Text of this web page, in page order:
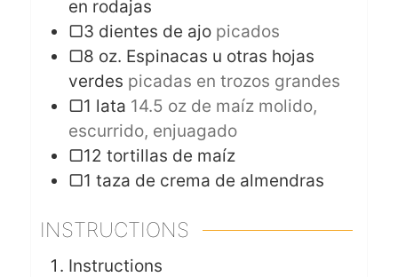
en rodajas
▢3 dientes de ajo picados
▢8 oz. Espinacas u otras hojas
verdes picadas en trozos grandes
▢1 lata 14.5 oz de maíz molido,
escurrido, enjuagado
▢12 tortillas de maíz
▢1 taza de crema de almendras
INSTRUCTIONS
Instructions